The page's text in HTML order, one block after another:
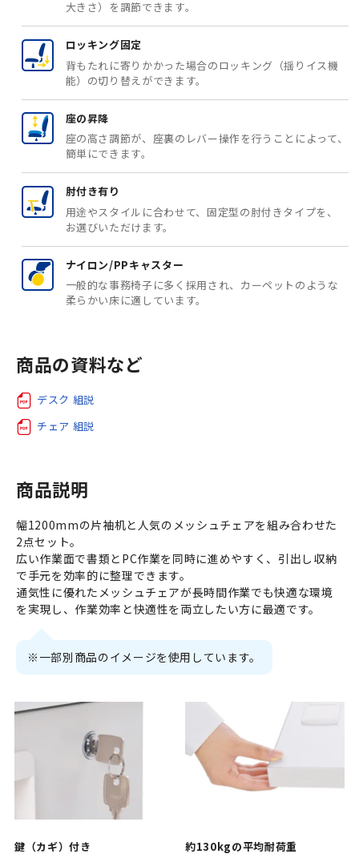
大きさ）を調節できます。
ロッキング固定
背もたれに寄りかかった場合のロッキング（揺りイス機
能）の切り替えができます。
座の昇降
座の高さ調節が、座裏のレバー操作を行うことによって、
簡単にできます。
肘付き有り
用途やスタイルに合わせて、固定型の肘付きタイプを、
お選びいただけます。
ナイロン/PPキャスター
一般的な事務椅子に多く採用され、カーペットのような
柔らかい床に適しています。
商品の資料など
デスク 組説
チェア 組説
商品説明
幅1200mmの片袖机と人気のメッシュチェアを組み合わせた
2点セット。
広い作業面で書類とPC作業を同時に進めやすく、引出し収納
で手元を効率的に整理できます。
通気性に優れたメッシュチェアが長時間作業でも快適な環境
を実現し、作業効率と快適性を両立したい方に最適です。
※一部別商品のイメージを使用しています。
鍵（カギ）付き
約130kgの平均耐荷重